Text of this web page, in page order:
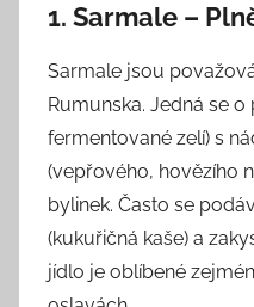
1. Sarmale –
Sarmale jsou
Rumunska. Jedná se
fermentované zelí) s
(vepřového, hovězího
bylinek. Často se
(kukuřičná kaše) a
jídlo je oblíbené